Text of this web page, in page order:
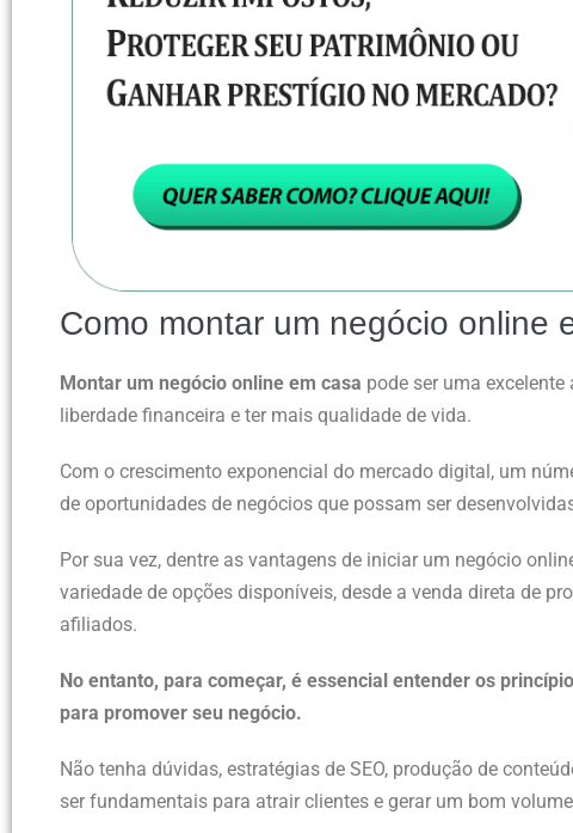
Como montar um negócio online
Montar um negócio online em casa pode ser uma
liberdade financeira e ter mais qualidade de vida.
Com o crescimento exponencial do mercado digital, um
de oportunidades de negócios que possam ser
Por sua vez, dentre as vantagens de iniciar um negócio
variedade de opções disponíveis, desde a venda direta de
afiliados.
No entanto, para começar, é essencial entender os
para promover seu negócio.
Não tenha dúvidas, estratégias de SEO, produção de
ser fundamentais para atrair clientes e gerar um bom